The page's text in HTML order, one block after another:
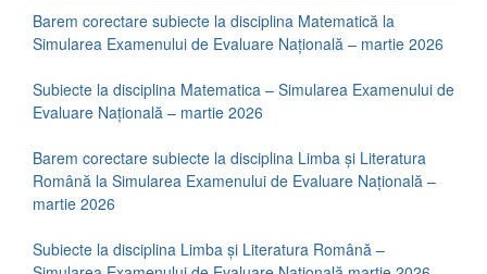
Barem corectare subiecte la disciplina Matematică la
Simularea Examenului de Evaluare Națională – martie 2026
Subiecte la disciplina Matematica – Simularea Examenului de
Evaluare Națională – martie 2026
Barem corectare subiecte la disciplina Limba și Literatura
Română la Simularea Examenului de Evaluare Națională –
martie 2026
Subiecte la disciplina Limba și Literatura Română –